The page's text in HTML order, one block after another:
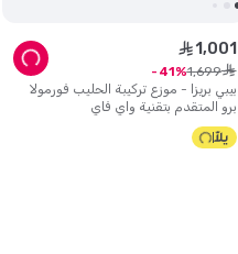
بيبي بريزا - موزع تركيبة الحليب فورمولا
برو المتقدم بتقنية واي فاي
ê 1,001
ê
1,699
41